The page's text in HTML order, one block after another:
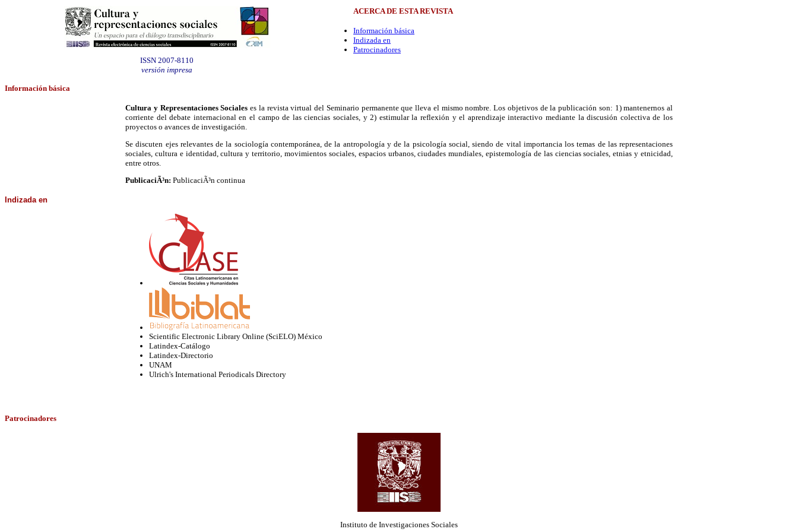
ISSN 2007-8110
versión impresa
ACERCA DE ESTA REVISTA
Información básica
Indizada en
Patrocinadores
Información básica
Cultura y Representaciones Sociales es la revista virtual del Seminario permanente que lleva el mismo nombre. Los objetivos de la publicación son: 1) mantenernos al
corriente del debate internacional en el campo de las ciencias sociales, y 2) estimular la reflexión y el aprendizaje interactivo mediante la discusión colectiva de los
proyectos o avances de investigación.
Se discuten ejes relevantes de la sociología contemporánea, de la antropología y de la psicología social, siendo de vital importancia los temas de las representaciones
sociales, cultura e identidad, cultura y territorio, movimientos sociales, espacios urbanos, ciudades mundiales, epistemología de las ciencias sociales, etnias y etnicidad,
entre otros.
PublicaciÃ³n: PublicaciÃ³n continua
Indizada en
Scientific Electronic Library Online (SciELO) México
Latindex-Catálogo
Latindex-Directorio
UNAM
Ulrich's International Periodicals Directory
Patrocinadores
Instituto de Investigaciones Sociales